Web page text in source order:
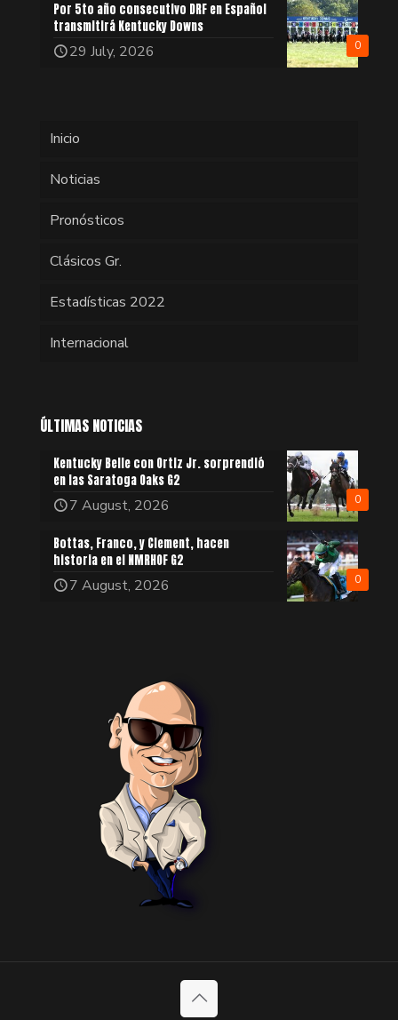
0
Por 5to año consecutivo DRF en Español
transmitirá Kentucky Downs
29 July, 2026
Inicio
Noticias
Pronósticos
Clásicos Gr.
Estadísticas 2022
Internacional
ÚLTIMAS NOTICIAS
0
Kentucky Belle con Ortiz Jr. sorprendió
en las Saratoga Oaks G2
7 August, 2026
0
Bottas, Franco, y Clement, hacen
historia en el NMRHOF G2
7 August, 2026